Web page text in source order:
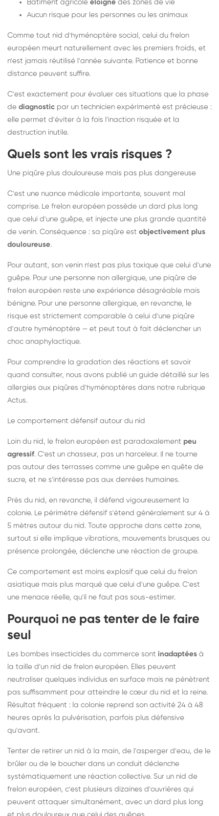
Bâtiment agricole éloigné des zones de vie
Aucun risque pour les personnes ou les animaux
Comme tout nid d'hyménoptère social, celui du frelon
européen meurt naturellement avec les premiers froids, et
n'est jamais réutilisé l'année suivante. Patience et bonne
distance peuvent suffire.
C'est exactement pour évaluer ces situations que la phase
de diagnostic par un technicien expérimenté est précieuse :
elle permet d'éviter à la fois l'inaction risquée et la
destruction inutile.
Quels sont les vrais risques ?
Une piqûre plus douloureuse mais pas plus dangereuse
C'est une nuance médicale importante, souvent mal
comprise. Le frelon européen possède un dard plus long
que celui d'une guêpe, et injecte une plus grande quantité
de venin. Conséquence : sa piqûre est objectivement plus
douloureuse.
Pour autant, son venin n'est pas plus toxique que celui d'une
guêpe. Pour une personne non allergique, une piqûre de
frelon européen reste une expérience désagréable mais
bénigne. Pour une personne allergique, en revanche, le
risque est strictement comparable à celui d'une piqûre
d'autre hyménoptère — et peut tout à fait déclencher un
choc anaphylactique.
Pour comprendre la gradation des réactions et savoir
quand consulter, nous avons publié un guide détaillé sur les
allergies aux piqûres d'hyménoptères dans notre rubrique
Actus.
Le comportement défensif autour du nid
Loin du nid, le frelon européen est paradoxalement peu
agressif. C'est un chasseur, pas un harceleur. Il ne tourne
pas autour des terrasses comme une guêpe en quête de
sucre, et ne s'intéresse pas aux denrées humaines.
Près du nid, en revanche, il défend vigoureusement la
colonie. Le périmètre défensif s'étend généralement sur 4 à
5 mètres autour du nid. Toute approche dans cette zone,
surtout si elle implique vibrations, mouvements brusques ou
présence prolongée, déclenche une réaction de groupe.
Ce comportement est moins explosif que celui du frelon
asiatique mais plus marqué que celui d'une guêpe. C'est
une menace réelle, qu'il ne faut pas sous-estimer.
Pourquoi ne pas tenter de le faire
seul
Les bombes insecticides du commerce sont inadaptées à
la taille d'un nid de frelon européen. Elles peuvent
neutraliser quelques individus en surface mais ne pénètrent
pas suffisamment pour atteindre le cœur du nid et la reine.
Résultat fréquent : la colonie reprend son activité 24 à 48
heures après la pulvérisation, parfois plus défensive
qu'avant.
Tenter de retirer un nid à la main, de l'asperger d'eau, de le
brûler ou de le boucher dans un conduit déclenche
systématiquement une réaction collective. Sur un nid de
frelon européen, c'est plusieurs dizaines d'ouvrières qui
peuvent attaquer simultanément, avec un dard plus long